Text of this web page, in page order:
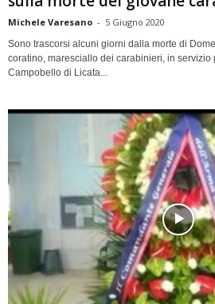
Michele Varesano 5 Giugno 2020
Sono trascorsi alcuni giorni dalla morte di
coratino, maresciallo dei carabinieri, in servizio
Campobello di Licata...